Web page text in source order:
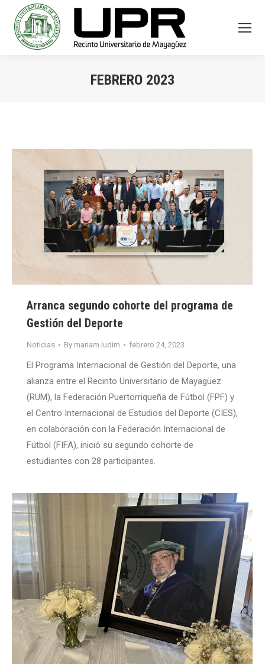
FEBRERO 2023
Arranca segundo cohorte del programa de
Gestión del Deporte
Noticias By mariam.ludim febrero 24, 2023
El Programa Internacional de Gestión del Deporte, una
alianza entre el Recinto Universitario de Mayagüez
(RUM), la Federación Puertorriqueña de Fútbol (FPF) y
el Centro Internacional de Estudios del Deporte (CIES),
en colaboración con la Federación Internacional de
Fútbol (FIFA), inició su segundo cohorte de
estudiantes con 28 participantes.